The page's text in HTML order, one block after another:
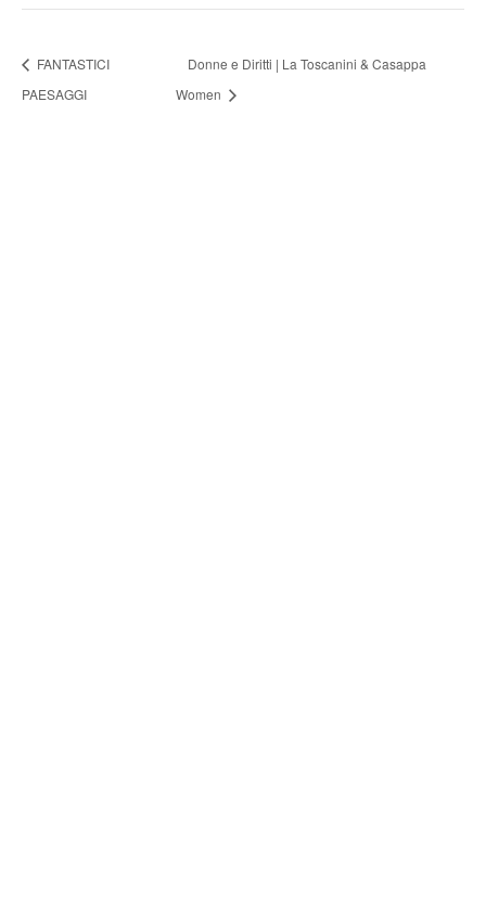
FANTASTICI
PAESAGGI
Donne e Diritti | La Toscanini & Casappa
Women